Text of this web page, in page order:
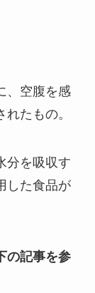
、空腹を感
たもの。
分を吸収す
した食品が
の記事を参